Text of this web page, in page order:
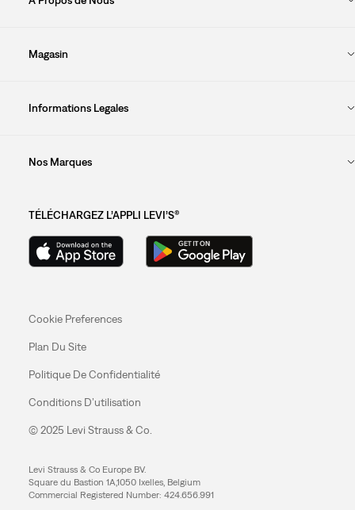
Magasin
Informations Legales
Nos Marques
TÉLÉCHARGEZ L’APPLI LEVI’S®
Cookie Preferences
Plan Du Site
Politique De Confidentialité
Conditions D’utilisation
© 2025 Levi Strauss & Co.
Levi Strauss & Co Europe BV.
Square du Bastion 1A,1050 Ixelles, Belgium
Commercial Registered Number: 424.656.991